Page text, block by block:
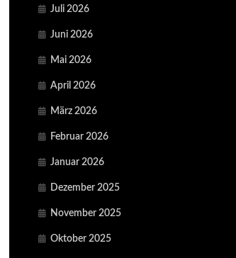
Juli 2026
Juni 2026
Mai 2026
April 2026
März 2026
Februar 2026
Januar 2026
Dezember 2025
November 2025
Oktober 2025